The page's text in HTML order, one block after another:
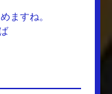
ますね。